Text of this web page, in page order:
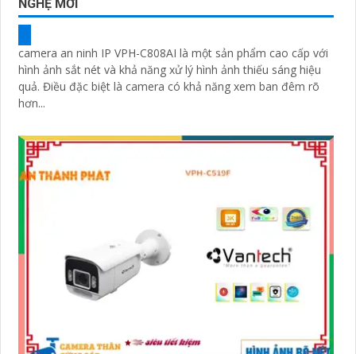
NGHỆ MỚI
camera an ninh IP VPH-C808AI là một sản phẩm cao cấp với
hình ảnh sắt nét và khả năng xử lý hình ảnh thiếu sáng hiệu
quả. Điều đặc biệt là camera có khả năng xem ban đêm rõ
hơn...